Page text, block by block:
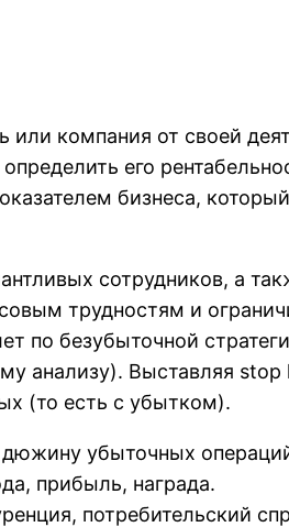
компания от своей
его
бизнеса,
сотрудников, а
трудностям и
по безубыточной
анализу). Выставляя
(то есть с убытком).
убыточных
прибыль, награда.
потребительский